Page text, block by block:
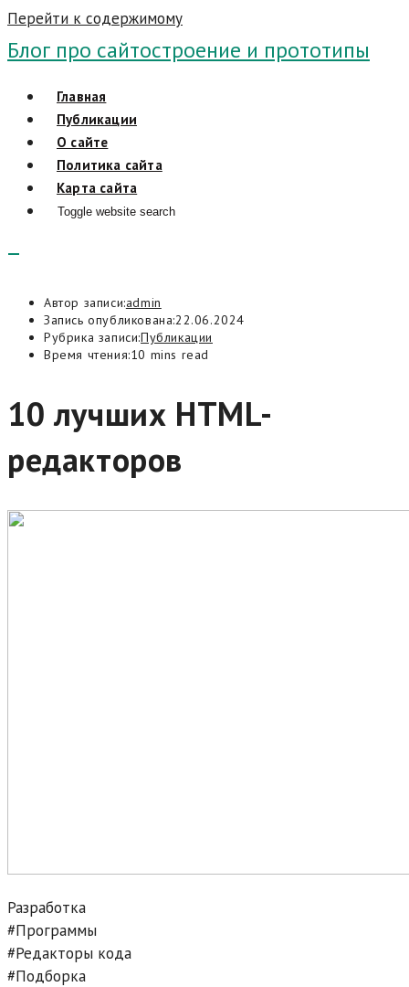
Перейти к содержимому
Блог про сайтостроение и прототипы
Главная
Публикации
О сайте
Политика сайта
Карта сайта
Toggle website search
Автор записи:admin
Запись опубликована:22.06.2024
Рубрика записи:Публикации
Время чтения:10 mins read
10 лучших HTML-
редакторов
Разработка
#Программы
#Редакторы кода
#Подборка